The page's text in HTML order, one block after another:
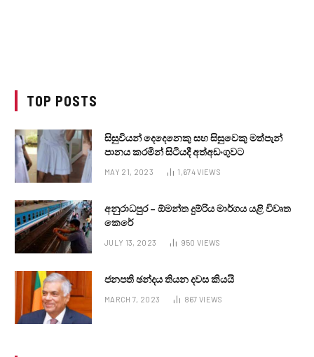
TOP POSTS
සිසුවියන් දෙදෙනෙකු සහ සිසුවෙකු මත්පැන්
පානය කරමින් සිටියදී අත්අඩංගුවට
MAY 21, 2023 1,674VIEWS
අනුරාධපුර – ඕමන්ත දුම්රිය මාර්ගය යළි විවෘත
කෙරේ
JULY 13, 2023 950 VIEWS
ජනපති ඡන්දය තියන දවස කියයි
MARCH 7, 2023 867 VIEWS